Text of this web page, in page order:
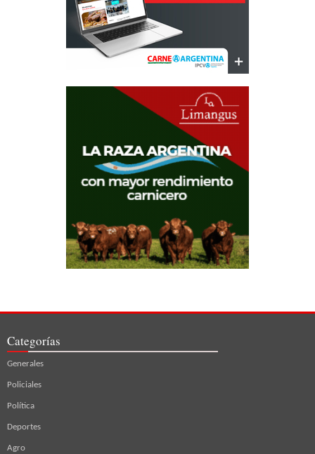
Categorías
Generales
Policiales
Política
Deportes
Agro